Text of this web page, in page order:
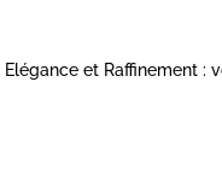
Elégance et Raffinement :